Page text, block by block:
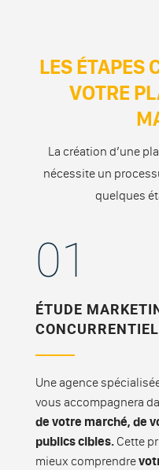
LES ÉTAPES
VOTRE
La création d’une
nécessite un
quelques
01
ÉTUDE
Une agence
vous accompagnera
de votre marché, de
publics cibles.Cette
mieux comprendre